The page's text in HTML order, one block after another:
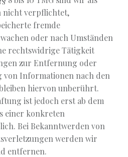
nicht verpflichtet,
fremde
oder nach Umständen
rechtswidrige Tätigkeit
zur Entfernung oder
Informationen nach den
hiervon unberührt.
ist jedoch erst ab dem
einer konkreten
Bei Bekanntwerden von
werden wir
entfernen.